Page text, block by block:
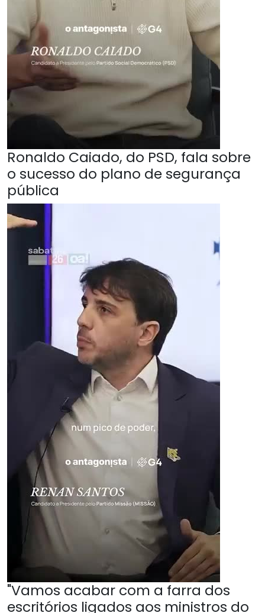
Ronaldo Caiado, do PSD, fala sobre
o sucesso do plano de segurança
pública
"Vamos acabar com a farra dos
escritórios ligados aos ministros do